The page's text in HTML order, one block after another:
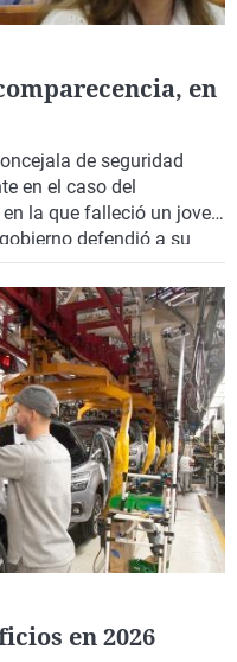
en
de seguridad
en el caso del
la que falleció un joven
defendió a su
de la oposición.
en 2026